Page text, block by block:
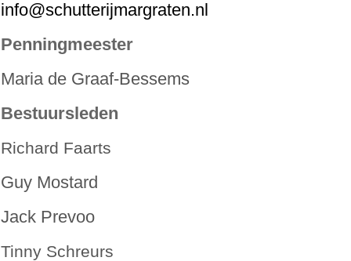
info@schutterijmargraten.nl
Penningmeester
Maria de Graaf-Bessems
Bestuursleden
Richard Faarts
Guy Mostard
Jack Prevoo
Tinny Schreurs